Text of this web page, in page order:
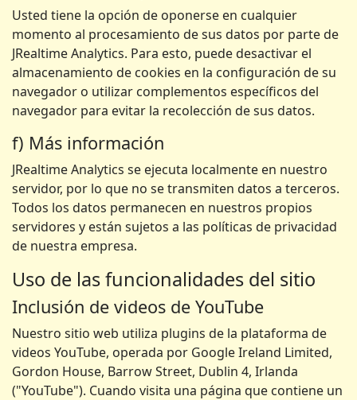
Usted tiene la opción de oponerse en cualquier
momento al procesamiento de sus datos por parte de
JRealtime Analytics. Para esto, puede desactivar el
almacenamiento de cookies en la configuración de su
navegador o utilizar complementos específicos del
navegador para evitar la recolección de sus datos.
f) Más información
JRealtime Analytics se ejecuta localmente en nuestro
servidor, por lo que no se transmiten datos a terceros.
Todos los datos permanecen en nuestros propios
servidores y están sujetos a las políticas de privacidad
de nuestra empresa.
Uso de las funcionalidades del sitio
Inclusión de videos de YouTube
Nuestro sitio web utiliza plugins de la plataforma de
videos YouTube, operada por Google Ireland Limited,
Gordon House, Barrow Street, Dublin 4, Irlanda
("YouTube"). Cuando visita una página que contiene un